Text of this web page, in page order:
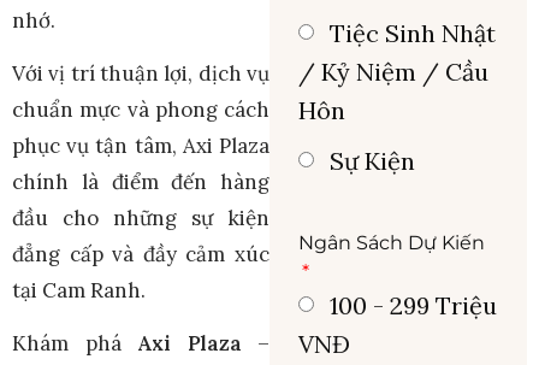
nhớ.
Với vị trí thuận lợi, dịch vụ
chuẩn mực và phong cách
phục vụ tận tâm, Axi Plaza
chính là điểm đến hàng
đầu cho những sự kiện
đẳng cấp và đầy cảm xúc
tại Cam Ranh.
Khám phá Axi Plaza –
Tiệc Sinh Nhật
/ Kỷ Niệm / Cầu
Hôn
Sự Kiện
Ngân Sách Dự Kiến
100 - 299 Triệu
VNĐ